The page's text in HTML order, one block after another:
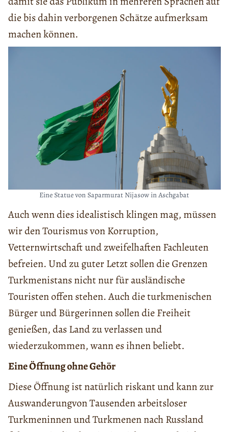
die bis dahin verborgenen Schätze aufmerksam
machen können.
Eine Statue von Saparmurat Nijasow in Aschgabat
Auch wenn dies idealistisch klingen mag, müssen
wirden Tourismus vonKorruption,
Vetternwirtschaft und zweifelhaftenFachleuten
befreien. Und zu guter Letzt sollen die Grenzen
Turkmenistans nicht nur für ausländische
Touristen offen stehen.Auchdie turkmenischen
Bürger und Bürgerinnen sollen die Freiheit
genießen, das Land zu verlassen und
wiederzukommen, wann es ihnen beliebt.
Eine Öffnung ohne Gehör
Diese Öffnung ist natürlich riskant und kannzur
AuswanderungvonTausendenarbeitsloser
Turkmeninnen und Turkmenen nach Russland